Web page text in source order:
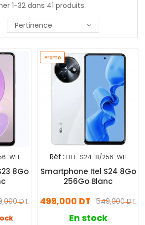
1-32 dans 41 produits.
Pertinence
WH
8Go
DT
Promo
Réf : ITEL-S24-8/256-WH
Smartphone Itel S24 8Go
256Go Blanc
549,000 DT
499,000 DT
En stock